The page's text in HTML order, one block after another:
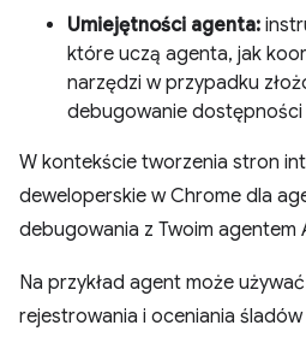
Umiejętności agenta:
które uczą agenta, jak
narzędzi w przypadku
debugowanie dostępności
W kontekście tworzenia stron
deweloperskie w Chrome dla
debugowania z Twoim agentem
Na przykład agent może
rejestrowania i oceniania